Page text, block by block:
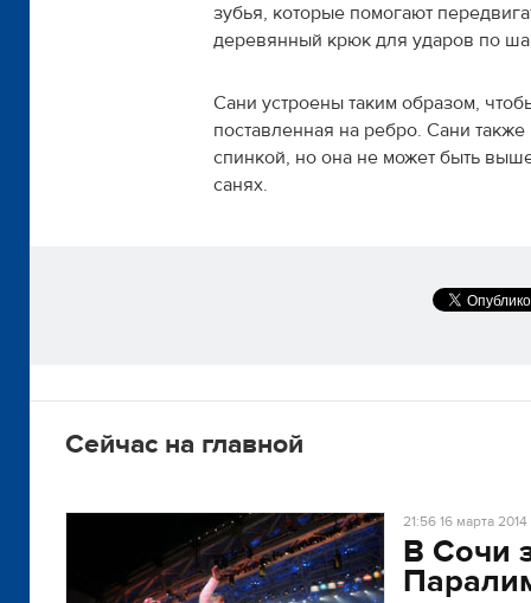
зубья, которые помогают
деревянный крюк для ударов по
Сани устроены таким образом,
поставленная на ребро. Сани
спинкой, но она не может быть
санях.
Сейчас на главной
21:5616 марта 2014
В Сочи